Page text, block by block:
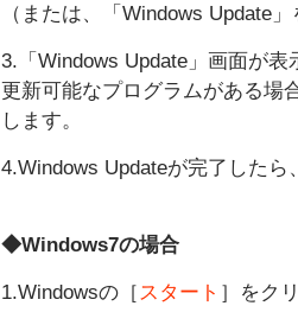
（または、「Windows Update
3.「Windows Update」画面が表
更新可能なプログラムがある場
します。
4.Windows Updateが完了したら
◆Windows7の場合
1.Windowsの［ スタート ］をク